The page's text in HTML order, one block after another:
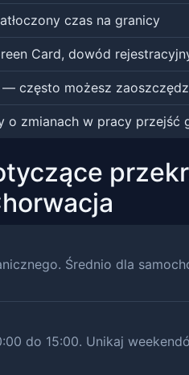
czas na granicy
Card, dowód
— często możesz
zmianach w pracy przejść
Średnio dla
do 15:00. Unikaj